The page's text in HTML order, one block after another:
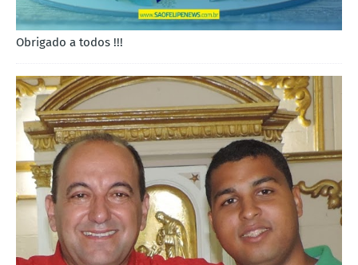
Obrigado a todos !!!